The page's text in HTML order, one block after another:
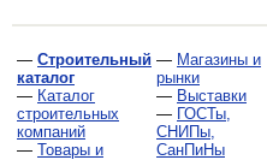
— Строительный
каталог
— Каталог
строительных
компаний
— Товары и
— Магазины и
рынки
— Выставки
— ГОСТы,
СНИПы,
СанПиНы